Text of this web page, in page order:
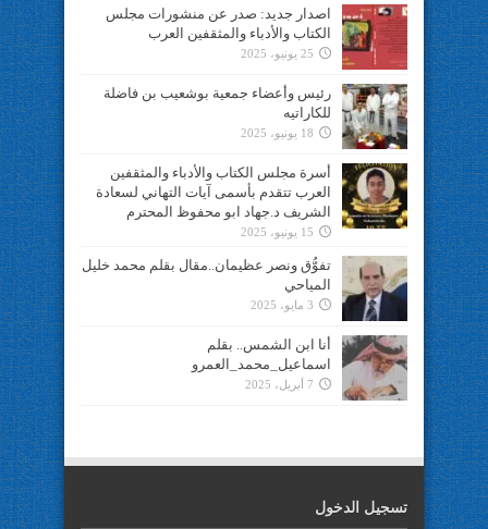
اصدار جديد: صدر عن منشورات مجلس
الكتاب والأدباء والمثقفين العرب
25 يونيو، 2025
رئيس وأعضاء جمعية بوشعيب بن فاضلة
للكاراتيه
18 يونيو، 2025
أسرة مجلس الكتاب والأدباء والمثقفين
العرب تتقدم بأسمى آيات التهاني لسعادة
الشريف د.جهاد ابو محفوظ المحترم
15 يونيو، 2025
تفوُّق ونصر عظيمان..مقال بقلم محمد خليل
المياحي
3 مايو، 2025
أنا ابن الشمس.. بقلم
اسماعيل_محمد_العمرو
7 أبريل، 2025
تسجيل الدخول